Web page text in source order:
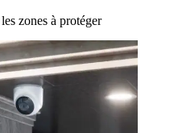
zones à protéger